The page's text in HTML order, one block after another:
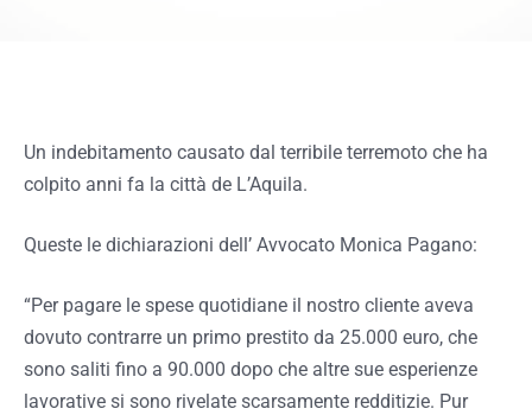
Un indebitamento causato dal terribile terremoto che ha
colpito anni fa la città de L’Aquila.
Queste le dichiarazioni dell’ Avvocato Monica Pagano:
“Per pagare le spese quotidiane il nostro cliente aveva
dovuto contrarre un primo prestito da 25.000 euro, che
sono saliti fino a 90.000 dopo che altre sue esperienze
lavorative si sono rivelate scarsamente redditizie. Pur